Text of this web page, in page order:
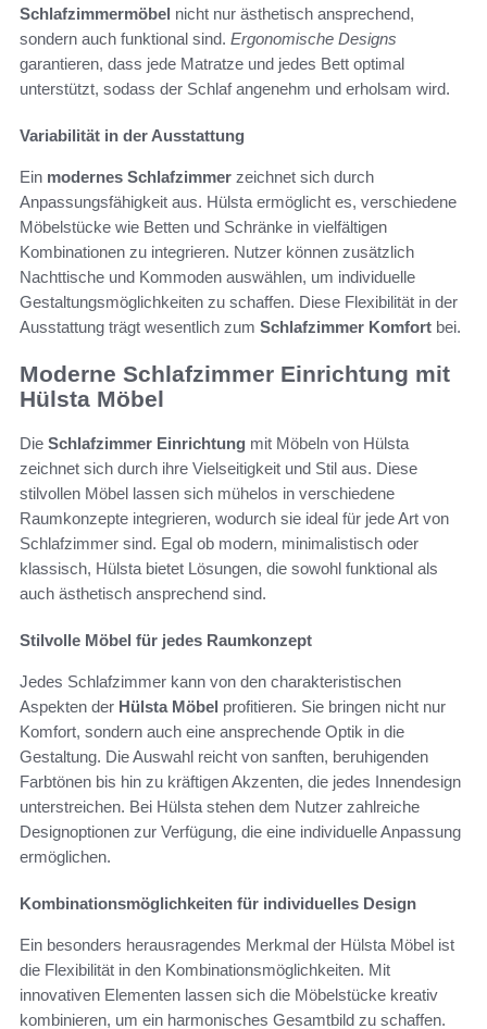
Schlafzimmermöbel nicht nur ästhetisch ansprechend,
sondern auch funktional sind. Ergonomische Designs
garantieren, dass jede Matratze und jedes Bett optimal
unterstützt, sodass der Schlaf angenehm und erholsam wird.
Variabilität in der Ausstattung
Ein modernes Schlafzimmer zeichnet sich durch
Anpassungsfähigkeit aus. Hülsta ermöglicht es, verschiedene
Möbelstücke wie Betten und Schränke in vielfältigen
Kombinationen zu integrieren. Nutzer können zusätzlich
Nachttische und Kommoden auswählen, um individuelle
Gestaltungsmöglichkeiten zu schaffen. Diese Flexibilität in der
Ausstattung trägt wesentlich zum Schlafzimmer Komfort bei.
Moderne Schlafzimmer Einrichtung mit
Hülsta Möbel
Die Schlafzimmer Einrichtung mit Möbeln von Hülsta
zeichnet sich durch ihre Vielseitigkeit und Stil aus. Diese
stilvollen Möbel lassen sich mühelos in verschiedene
Raumkonzepte integrieren, wodurch sie ideal für jede Art von
Schlafzimmer sind. Egal ob modern, minimalistisch oder
klassisch, Hülsta bietet Lösungen, die sowohl funktional als
auch ästhetisch ansprechend sind.
Stilvolle Möbel für jedes Raumkonzept
Jedes Schlafzimmer kann von den charakteristischen
Aspekten der Hülsta Möbel profitieren. Sie bringen nicht nur
Komfort, sondern auch eine ansprechende Optik in die
Gestaltung. Die Auswahl reicht von sanften, beruhigenden
Farbtönen bis hin zu kräftigen Akzenten, die jedes Innendesign
unterstreichen. Bei Hülsta stehen dem Nutzer zahlreiche
Designoptionen zur Verfügung, die eine individuelle Anpassung
ermöglichen.
Kombinationsmöglichkeiten für individuelles Design
Ein besonders herausragendes Merkmal der Hülsta Möbel ist
die Flexibilität in den Kombinationsmöglichkeiten. Mit
innovativen Elementen lassen sich die Möbelstücke kreativ
kombinieren, um ein harmonisches Gesamtbild zu schaffen.